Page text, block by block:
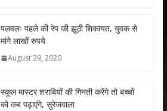
er e
dI
n
l e
पलवलः पहले की रेप की झूठी शिकायत, युवक से
मांगे लाखों रुपये
August 29, 2020
स्कूल मास्टर शराबियों की गिनती करेंगे तो बच्चों
को कब पढ़ाएंगे, सुरेजवाला